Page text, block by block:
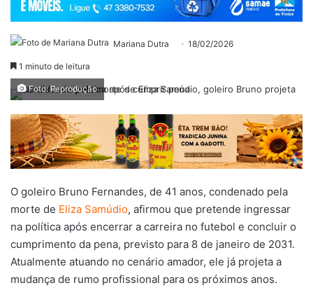
Mariana Dutra 18/02/2026
1 minuto de leitura
Foto: Reprodução
O goleiro Bruno Fernandes, de 41 anos, condenado pela
morte de Eliza Samúdio, afirmou que pretende ingressar
na política após encerrar a carreira no futebol e concluir o
cumprimento da pena, previsto para 8 de janeiro de 2031.
Atualmente atuando no cenário amador, ele já projeta a
mudança de rumo profissional para os próximos anos.